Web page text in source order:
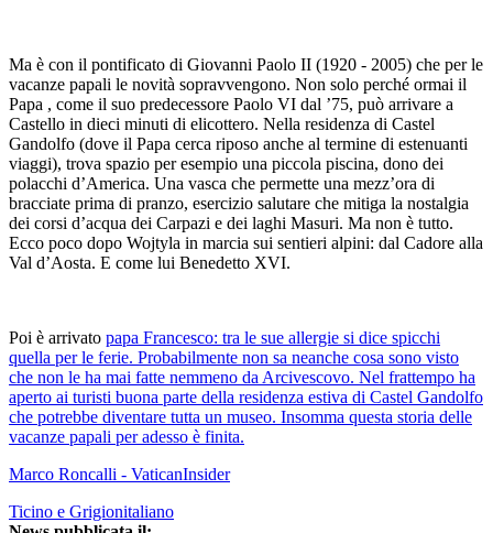
Ma è con il pontificato di Giovanni Paolo II (1920 - 2005) che per le
vacanze papali le novità sopravvengono. Non solo perché ormai il
Papa , come il suo predecessore Paolo VI dal ’75, può arrivare a
Castello in dieci minuti di elicottero. Nella residenza di Castel
Gandolfo (dove il Papa cerca riposo anche al termine di estenuanti
viaggi), trova spazio per esempio una piccola piscina, dono dei
polacchi d’America. Una vasca che permette una mezz’ora di
bracciate prima di pranzo, esercizio salutare che mitiga la nostalgia
dei corsi d’acqua dei Carpazi e dei laghi Masuri. Ma non è tutto.
Ecco poco dopo Wojtyla in marcia sui sentieri alpini: dal Cadore alla
Val d’Aosta. E come lui Benedetto XVI.
Poi è arrivato papa Francesco: tra le sue allergie si dice spicchi
quella per le ferie. Probabilmente non sa neanche cosa sono visto
che non le ha mai fatte nemmeno da Arcivescovo. Nel frattempo ha
aperto ai turisti buona parte della residenza estiva di Castel Gandolfo
che potrebbe diventare tutta un museo. Insomma questa storia delle
vacanze papali per adesso è finita.
Marco Roncalli - VaticanInsider
Ticino e Grigionitaliano